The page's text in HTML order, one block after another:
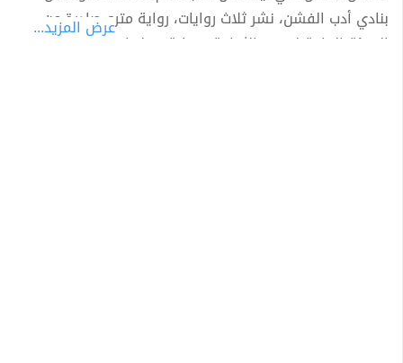
بنادي أدب الفشن، نشر ثلاث روايات، رواية مترو صادرة عن
الهيئة العامة لقصور الثقافة ، رواية بروليتاريا صادرة عن دار
عرض المزيد...